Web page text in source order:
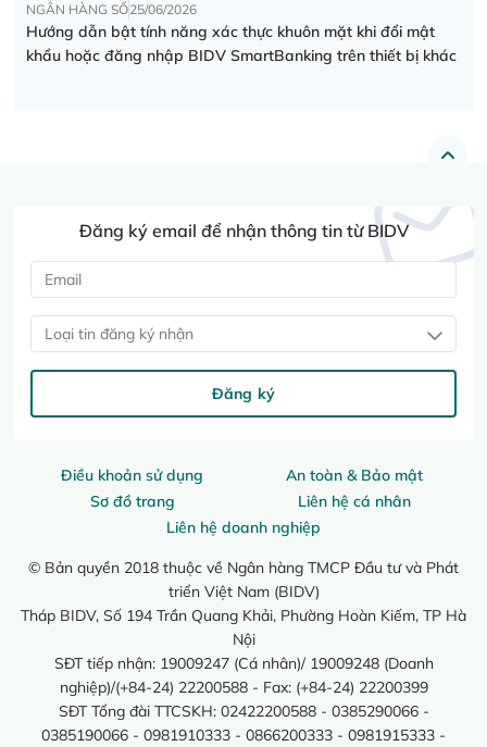
NGÂN HÀNG SỐ25/06/2026
Hướng dẫn bật tính năng xác thực khuôn mặt khi đổi mật
khẩu hoặc đăng nhập BIDV SmartBanking trên thiết bị khác
Điều khoản sử dụng
An toàn & Bảo mật
Sơ đồ trang
Liên hệ cá nhân
Liên hệ doanh nghiệp
© Bản quyền 2018 thuộc về Ngân hàng TMCP Đầu tư và Phát
triển Việt Nam (BIDV)
Tháp BIDV, Số 194 Trần Quang Khải, Phường Hoàn Kiếm, TP Hà
Nội
SĐT tiếp nhận: 19009247 (Cá nhân)/ 19009248 (Doanh
nghiệp)/(+84-24) 22200588 - Fax: (+84-24) 22200399
SĐT Tổng đài TTCSKH: 02422200588 - 0385290066 -
0385190066 - 0981910333 - 0866200333 - 0981915333 -
Đăng ký email để nhận thông tin từ BIDV
Loại tin đăng ký nhận
Đăng ký